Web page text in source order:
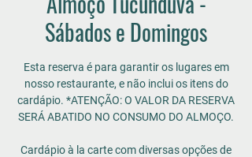
Sábados e Domingos
Esta reserva é para garantir os lugares em
nosso restaurante, e não inclui os itens do
cardápio. *ATENÇÃO: O VALOR DA RESERVA
SERÁ ABATIDO NO CONSUMO DO ALMOÇO.
Cardápio à la carte com diversas opções de